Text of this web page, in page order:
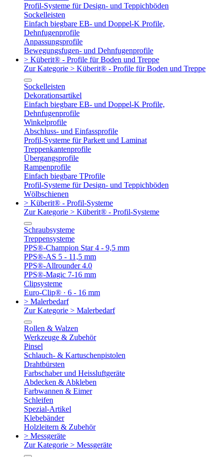
Profil-Systeme für Design- und Teppichböden
Sockelleisten
Einfach biegbare EB- und Doppel-K Profile,
Dehnfugenprofile
Anpassungsprofile
Bewegungsfugen- und Dehnfugenprofile
> Küberit® - Profile für Boden und Treppe
Zur Kategorie > Küberit® - Profile für Boden und Treppe
Sockelleisten
Dekorationsartikel
Einfach biegbare EB- und Doppel-K Profile,
Dehnfugenprofile
Winkelprofile
Abschluss- und Einfassprofile
Profil-Systeme für Parkett und Laminat
Treppenkantenprofile
Übergangsprofile
Rampenprofile
Einfach biegbare TProfile
Profil-Systeme für Design- und Teppichböden
Wölbschienen
> Küberit® - Profil-Systeme
Zur Kategorie > Küberit® - Profil-Systeme
Schraubsysteme
Treppensysteme
PPS®-Champion Star 4 - 9,5 mm
PPS®-AS 5 - 11,5 mm
PPS®-Allrounder 4.0
PPS®-Magic 7-16 mm
Clipsysteme
Euro-Clip® · 6 - 16 mm
> Malerbedarf
Zur Kategorie > Malerbedarf
Rollen & Walzen
Werkzeuge & Zubehör
Pinsel
Schlauch- & Kartuschenpistolen
Drahtbürsten
Farbschaber und Heissluftgeräte
Abdecken & Abkleben
Farbwannen & Eimer
Schleifen
Spezial-Artikel
Klebebänder
Holzleitern & Zubehör
> Messgeräte
Zur Kategorie > Messgeräte